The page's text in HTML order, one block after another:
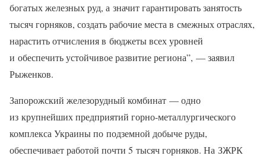
богатых железных руд, а значит гарантировать занятость
тысяч горняков, создать рабочие места в смежных отраслях,
нарастить отчисления в бюджеты всех уровней
и обеспечить устойчивое развитие региона”, — заявил
Рыженков.
Запорожский железорудный комбинат — одно
из крупнейших предприятий горно-металлургического
комплекса Украины по подземной добыче руды,
обеспечивает работой почти 5 тысяч горняков. На ЗЖРК